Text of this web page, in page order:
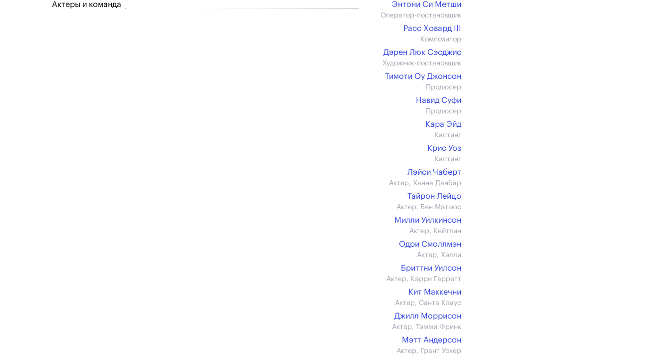
Актеры и команда Энтони Си Метши
Оператор-постановщик
Расс Ховард III
Композитор
Дэрен Люк Сэсджис
Художник-постановщик
Тимоти Оу Джонсон
Продюсер
Навид Суфи
Продюсер
Кара Эйд
Кастинг
Крис Уоз
Кастинг
Лэйси Чаберт
Актер, Ханна Данбар
Тайрон Лейцо
Актер, Бен Мэтьюс
Милли Уилкинсон
Актер, Кейтлин
Одри Смоллмэн
Актер, Хэлли
Бриттни Уилсон
Актер, Кэрри Гарретт
Кит Маккечни
Актер, Санта Клаус
Джилл Моррисон
Актер, Тэмми Фринк
Мэтт Андерсон
Актер, Грант Уокер